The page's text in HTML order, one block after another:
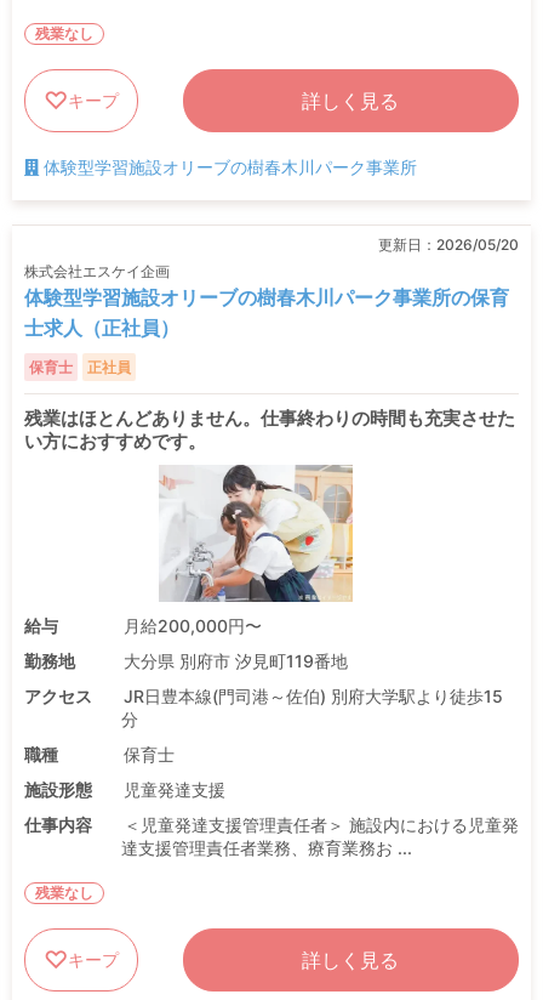
残業なし
キープ 詳しく見る
体験型学習施設オリーブの樹春木川パーク事業所
更新日： 2026/05/20
株式会社エスケイ企画
体験型学習施設オリーブの樹春木川パーク事業所の保育
士求人（正社員）
保育士 正社員
残業はほとんどありません。仕事終わりの時間も充実させた
い方におすすめです。
給与
月給200,000円〜
勤務地
大分県 別府市 汐見町119番地
アクセス
JR日豊本線(門司港～佐伯) 別府大学駅より徒歩15
分
職種
保育士
施設形態
児童発達支援
仕事内容
＜児童発達支援管理責任者＞ 施設内における児童発
達支援管理責任者業務、療育業務お ...
残業なし
キープ 詳しく見る